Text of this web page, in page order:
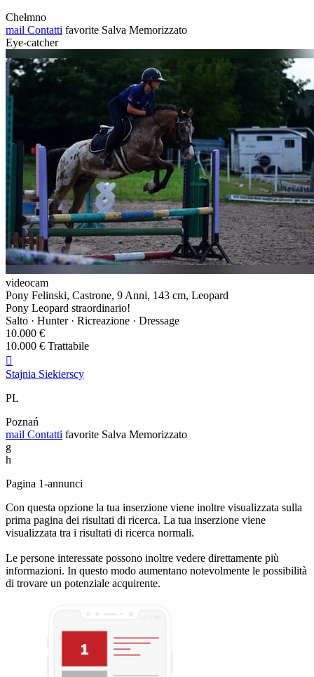
Chełmno
mail Contatti favorite Salva Memorizzato
Eye-catcher
videocam
Pony Felinski, Castrone, 9 Anni, 143 cm, Leopard
Pony Leopard straordinario!
Salto · Hunter · Ricreazione · Dressage
10.000 €
10.000 € Trattabile

Stajnia Siekierscy
PL
Poznań
mail Contatti favorite Salva Memorizzato
g
h
Pagina 1-annunci
Con questa opzione la tua inserzione viene inoltre visualizzata sulla
prima pagina dei risultati di ricerca. La tua inserzione viene
visualizzata tra i risultati di ricerca normali.
Le persone interessate possono inoltre vedere direttamente più
informazioni. In questo modo aumentano notevolmente le possibilità
di trovare un potenziale acquirente.